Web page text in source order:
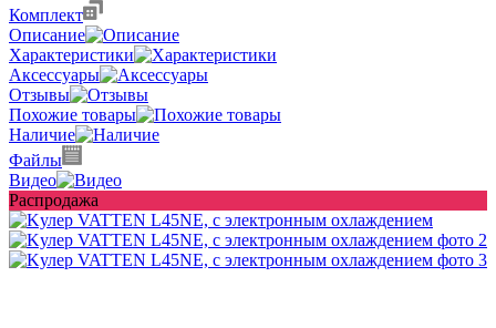
Комплект
Описание
Характеристики
Аксессуары
Отзывы
Похожие товары
Наличие
Файлы
Видео
Распродажа